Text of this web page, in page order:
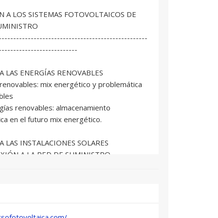
A LOS SISTEMAS FOTOVOLTAICOS DE
ENERGÍAS RENOVABLES
mix energético y problemática
renovables: almacenamiento
en el futuro mix energético.
INSTALACIONES SOLARES
A LA RED DE SUMINISTRO
FOTOVOLTAICOS.